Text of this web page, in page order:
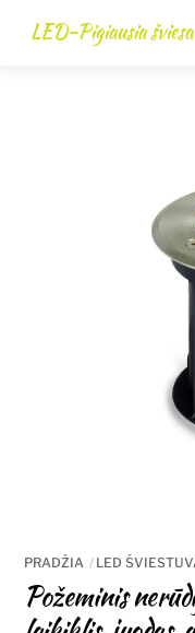
LED-Pigiausia šviesa
PRADŽIA LED
Požeminis